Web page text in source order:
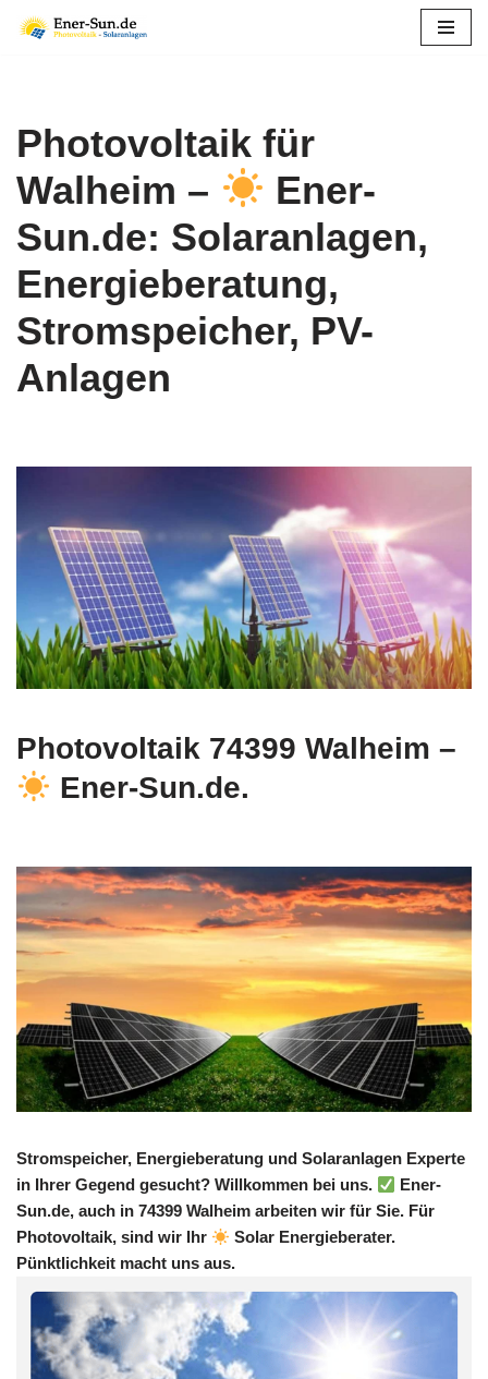
Photovoltaik für
Walheim –
Ener-
Sun.de: Solaranlagen,
Energieberatung,
Stromspeicher, PV-
Anlagen
Photovoltaik 74399 Walheim –
Ener-Sun.de.
Stromspeicher, Energieberatung und Solaranlagen Experte
in Ihrer Gegend gesucht? Willkommen bei uns.
Ener-
Sun.de, auch in 74399 Walheim arbeiten wir für Sie. Für
Photovoltaik, sind wir Ihr
Solar Energieberater.
Pünktlichkeit macht uns aus.